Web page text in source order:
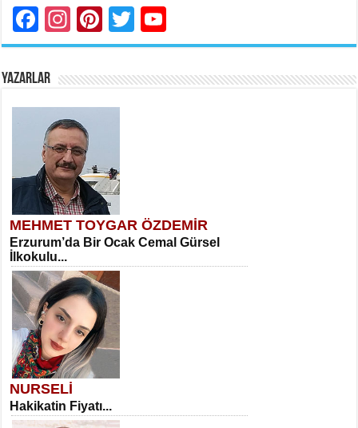
Facebook
Instagram
Pinterest
Twitter
YAZARLAR
MEHMET TOYGAR ÖZDEMİR
Erzurum’da Bir Ocak Cemal Gürsel
İlkokulu...
NURSELİ
Hakikatin Fiyatı...